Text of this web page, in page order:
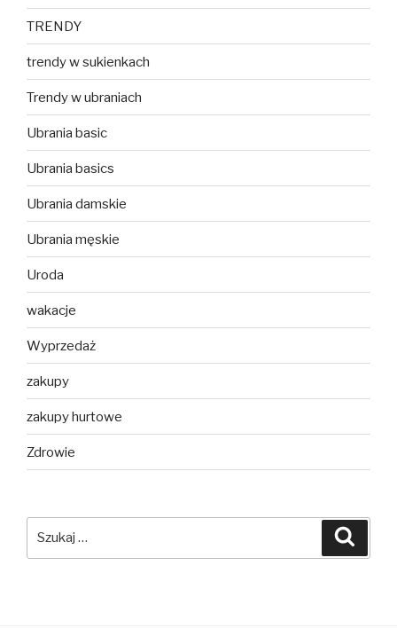
TRENDY
trendy w sukienkach
Trendy w ubraniach
Ubrania basic
Ubrania basics
Ubrania damskie
Ubrania męskie
Uroda
wakacje
Wyprzedaż
zakupy
zakupy hurtowe
Zdrowie